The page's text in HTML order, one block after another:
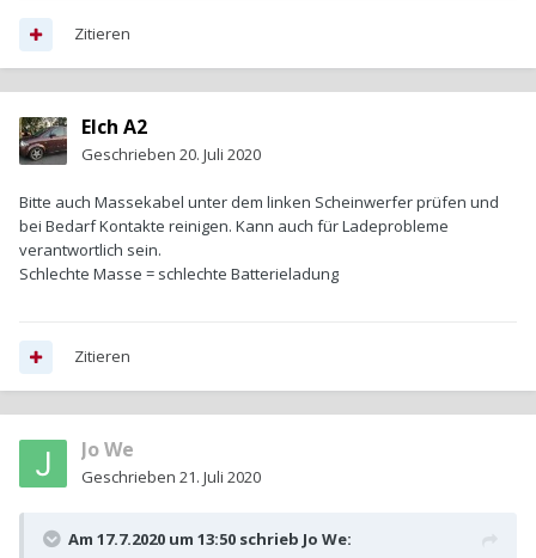
Zitieren
Elch A2
Geschrieben 20. Juli 2020
Bitte auch Massekabel unter dem linken Scheinwerfer prüfen und
bei Bedarf Kontakte reinigen. Kann auch für Ladeprobleme
verantwortlich sein.
Schlechte Masse = schlechte Batterieladung
Zitieren
Jo We
Geschrieben 21. Juli 2020
Am 17.7.2020 um 13:50 schrieb Jo We: